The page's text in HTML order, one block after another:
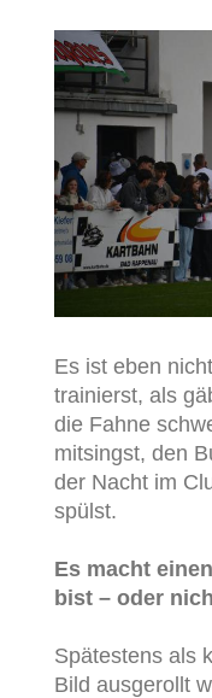
Es ist eben
trainierst, als
die Fahne
mitsingst, den
der Nacht im
spülst.
Es macht
bist – oder
Spätestens als
Bild ausgerollt